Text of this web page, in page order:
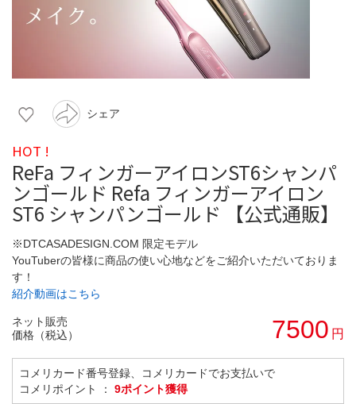
シェア
HOT !
ReFa フィンガーアイロンST6シャンパ
ンゴールド Refa フィンガーアイロン
ST6 シャンパンゴールド 【公式通販】
※DTCASADESIGN.COM 限定モデル
YouTuberの皆様に商品の使い心地などをご紹介いただいておりま
す！
紹介動画はこちら
ネット販売
価格（税込）
7500 円
コメリカード番号登録、コメリカードでお支払いで
コメリポイント ： 9ポイント獲得